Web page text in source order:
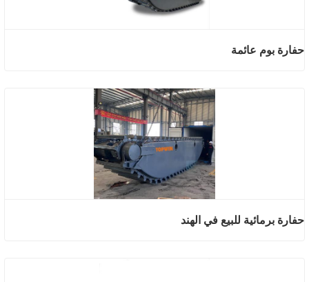
حفارة بوم عائمة
حفارة برمائية للبيع في الهند